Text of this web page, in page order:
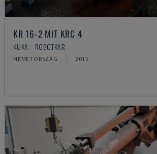
KR 16-2 MIT KRC 4
KUKA - ROBOTKAR
NÉMETORSZÁG 2011